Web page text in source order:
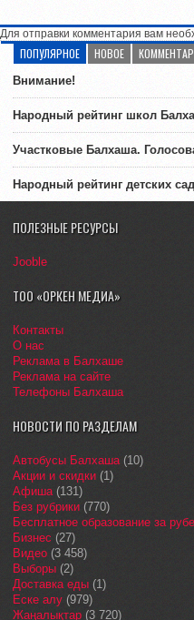
Для отправки комментария вам
ПОПУЛЯРНОЕ НОВОЕ
Внимание!
Народный рейтинг школ
Участковые Балхаша.
Народный рейтинг детских
ПОЛЕЗНЫЕ РЕСУРСЫ
Jooble
ТОО «ОРКЕН МЕДИА»
Контакты
О нас
Реклама в Балхаше
Реклама на сайте
Телефоны Балхаша
НОВОСТИ ПО РАЗДЕЛАМ
Автобусы Балхаша(10)
Акции и скидки (1)
Афиша(131)
Без рубрики (770)
Бесплатное образование за
Бизнес (27)
Видео (3 458)
Выборы (2)
Доставка еды (1)
Еске алу (979)
Жаңалықтар (3 720)